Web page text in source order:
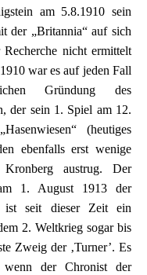
am 5.8.1910 sein
der „Britannia“ auf sich
nicht ermittelt
war es auf jeden Fall
Gründung des
der sein 1. Spiel am 12.
(heutiges
ebenfalls erst wenige
austrug. Der
1. August 1913 der
ist seit dieser Zeit ein
2. Weltkrieg sogar bis
Zweig der ‚Turner’. Es
wenn der Chronist der